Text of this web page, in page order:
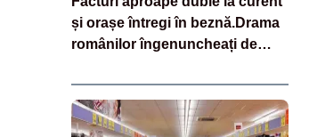
și orașe întregi în beznă.Drama
românilor îngenuncheați de